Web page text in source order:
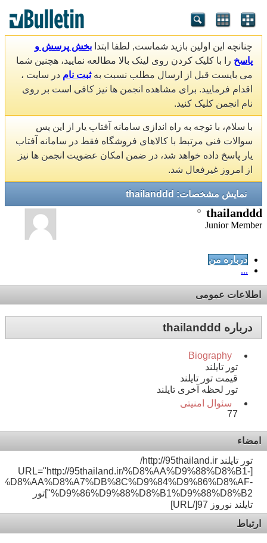
چنانچه این اولین بازید شماست, لطفا ابتدا بخش پرسش و
پاسخ را با کلیک کردن روی لینک بالا مطالعه نمایید، هچنین شما
می بایست قبل از ارسال مطلب نسبت بهثبت نام در سایت ،
اقدام فرمایید. برای مشاهده انجمن ها نیز کافی است بر روی
نام انجمن کلیک کنید.
با سلام، با توجه به راه اندازی سامانه آفتاب یار از این پس
سوالات فنی مرتبط با کالاهای فروشگاه فقط در سامانه آفتاب
یار پاسخ داده خواهد شد، در ضمن امکان عضویت انجمن ها نیز
از امروز غیرفعال شد.
نمایش مشخصات: thailanddd
thailanddd
Junior Member
درباره من
...
اطلاعات عمومی
درباره thailanddd
Biography
تور تایلند
قیمت تور تایلند
تور لحظه آخری تایلند
سئوال امنیتی
77
امضاء
تور تایلند http://95thailand.ir/
[URL="http://95thailand.ir/%D8%AA%D9%88%D8%B1-
%D8%AA%D8%A7%DB%8C%D9%84%D9%86%D8%AF-
%D9%86%D9%88%D8%B1%D9%88%D8%B2"]تور
تایلند نوروز 97[/URL]
ارتباط